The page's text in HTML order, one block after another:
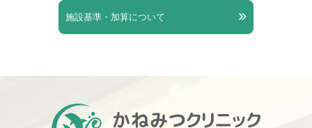
施設基準・加算について